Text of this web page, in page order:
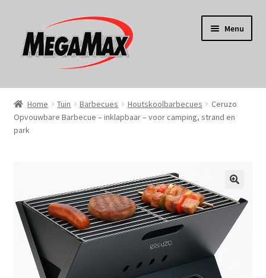
door
naar
naar
de
Menu
Home
KERST
Gereedschap
Wonen
Home Tuin Barbecues Houtskoolbarbecues
Ceruzo
Opvouwbare Barbecue – inklapbaar – voor camping, strand en
park